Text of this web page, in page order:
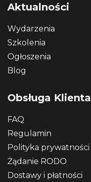
Aktualności
Wydarzenia
Szkolenia
Ogłoszenia
Blog
Obsługa Klienta
FAQ
Regulamin
Polityka prywatności
Żądanie RODO
Dostawy i płatności